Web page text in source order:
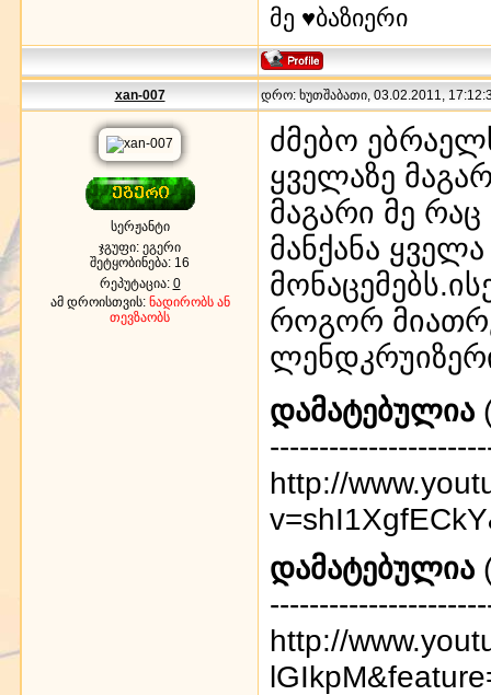
მე ♥ბაზიერი
xan-007 დრო: ხუთშაბათი, 03.02.2011,
სერჟანტი
ჯგუფი: ეგერი
შეტყობინება: 16
რეპუტაცია: 0
ამ დროისთვის: ნადირობს ან
თევზაობს
ძმებო
ყველაზე
მაგარი მე
მანქანა
როგორ
დამატებულია
http://
დამატებულია
http://